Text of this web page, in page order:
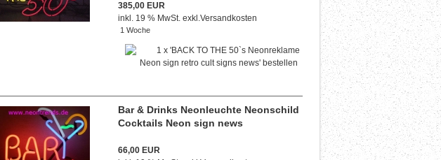
385,00 EUR
inkl. 19 % MwSt. exkl.Versandkosten
1 Woche
Bar & Drinks Neonleuchte Neonschild
Cocktails Neon sign news
66,00 EUR